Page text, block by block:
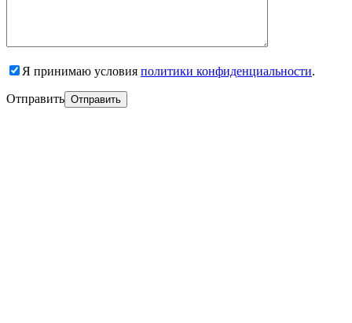
Я принимаю условия политики конфиденциальности.
Отправить